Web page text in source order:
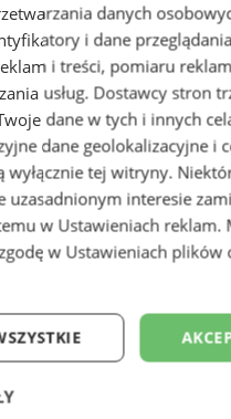
danych
i dane
i treści, pomiaru
usług. Dostawcy stron
dane w tych i innych
dane geolokalizacyjne i
wyłącznie tej witryny.
uzasadnionym interesie
w Ustawieniach reklam.
w Ustawieniach plików